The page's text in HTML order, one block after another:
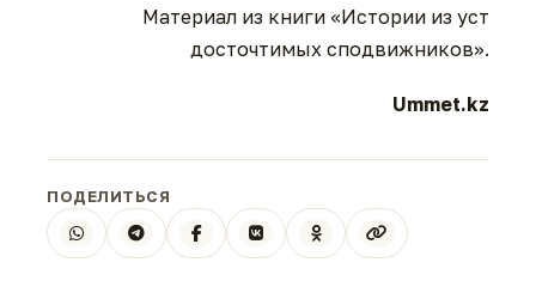
Материал из книги «Истории из уст
досточтимых сподвижников».
Ummet.kz
ПОДЕЛИТЬСЯ